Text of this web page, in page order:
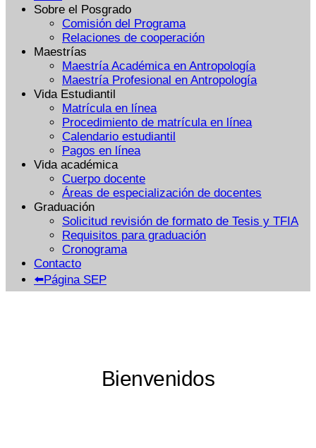
Sobre el Posgrado
Comisión del Programa
Relaciones de cooperación
Maestrías
Maestría Académica en Antropología
Maestría Profesional en Antropología
Vida Estudiantil
Matrícula en línea
Procedimiento de matrícula en línea
Calendario estudiantil
Pagos en línea
Vida académica
Cuerpo docente
Áreas de especialización de docentes
Graduación
Solicitud revisión de formato de Tesis y TFIA
Requisitos para graduación
Cronograma
Contacto
⬅️Página SEP
Bienvenidos